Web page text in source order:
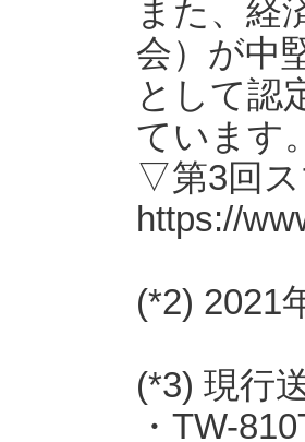
また、経
会）が中
として認
ています
▽第3回ス
https://
(*2) 2021
(*3) 現行
・TW-